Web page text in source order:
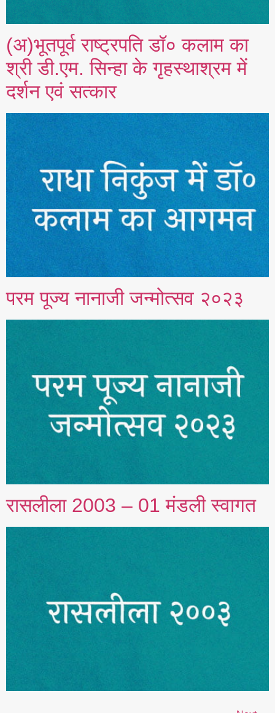
(अ)भूतपूर्व राष्ट्रपति डॉ० कलाम का
श्री डी.एम. सिन्हा के गृहस्थाश्रम में
दर्शन एवं सत्कार
परम पूज्य नानाजी जन्मोत्सव २०२३
रासलीला 2003 – 01 मंडली स्वागत